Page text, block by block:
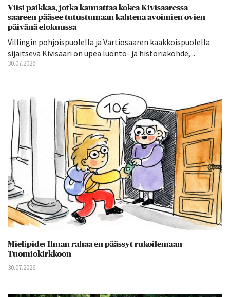
Viisi paikkaa, jotka kannattaa kokea Kivisaaressa –
saareen pääsee tutustumaan kahtena avoimien ovien
päivänä elokuussa
Villingin pohjoispuolella ja Vartiosaaren kaakkoispuolella
sijaitseva Kivisaari on upea luonto- ja historiakohde,...
30.07.2026
Mielipide: Ilman rahaa en päässyt rukoilemaan
Tuomiokirkkoon
30.07.2026